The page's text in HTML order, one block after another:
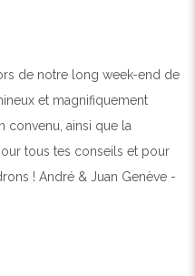
de notre long week-end de
et magnifiquement
convenu, ainsi que la
tous tes conseils et pour
! André & Juan Genève -